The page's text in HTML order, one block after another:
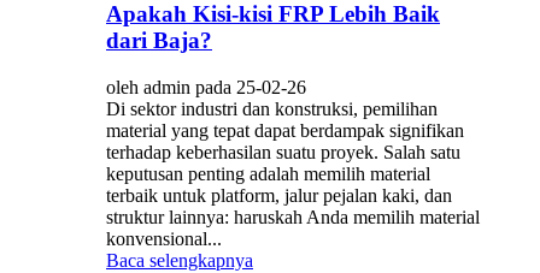
Apakah Kisi-kisi FRP Lebih Baik
dari Baja?
oleh admin pada 25-02-26
Di sektor industri dan konstruksi, pemilihan
material yang tepat dapat berdampak signifikan
terhadap keberhasilan suatu proyek. Salah satu
keputusan penting adalah memilih material
terbaik untuk platform, jalur pejalan kaki, dan
struktur lainnya: haruskah Anda memilih material
konvensional...
Baca selengkapnya